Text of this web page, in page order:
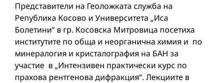
Представители на Геоложката служба на
Република Косово и Университета „Иса
Болетини“ в гр. Косовска Митровица посетиха
институтите по обща и неорганична химия и по
минералогия и кристалография на БАН за
участие в „Интензивен практически курс по
прахова рентгенова дифракция“. Лекциите в